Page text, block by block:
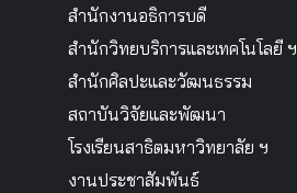
สำนักงานอธิการบดี
สำนักวิทยบริการและเทคโนโลยี ฯ
สำนักศิลปะและวัฒนธรรม
สถาบันวิจัยและพัฒนา
โรงเรียนสาธิตมหาวิทยาลัย ฯ
งานประชาสัมพันธ์